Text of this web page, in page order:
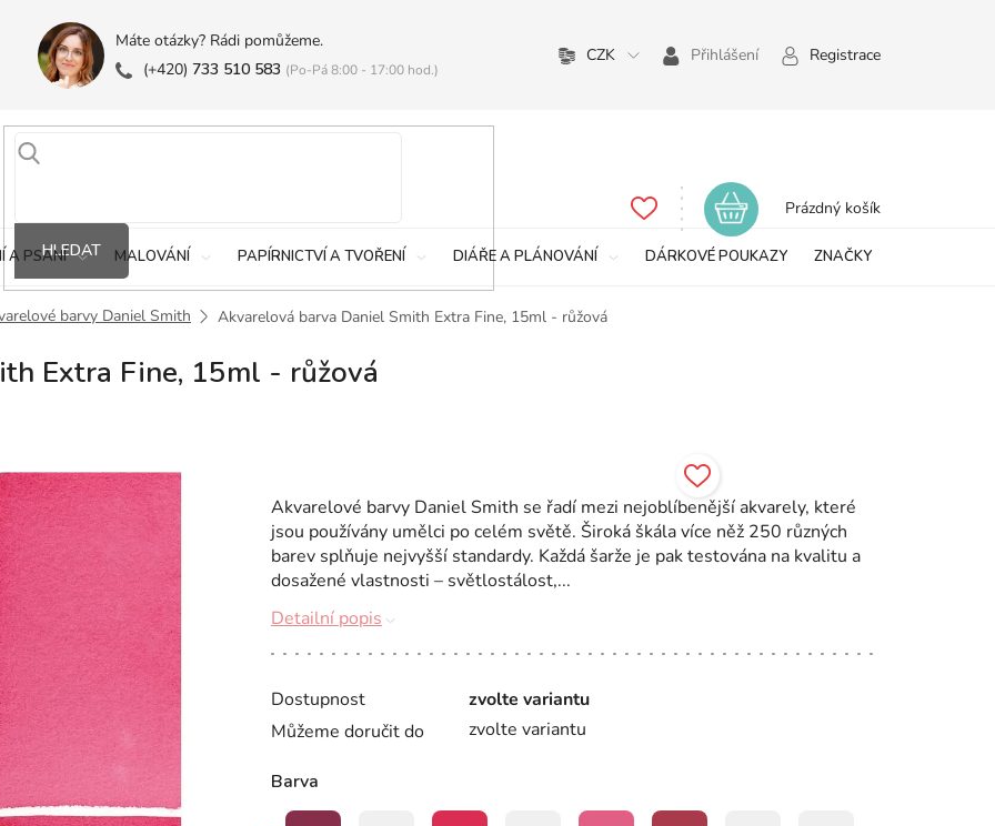
Máte otázky? Rádi pomůžeme.
(+420) 733 510 583 (Po-Pá 8:00 - 17:00 hod.)
CZK Přihlášení Registrace
HLEDAT
Nákupní
Prázdný košík
A PSANÍ MALOVÁNÍ PAPÍRNICTVÍ A TVOŘENÍ DIÁŘE A PLÁNOVÁNÍ DÁRKOVÉ POUKAZY ZNAČKY
barvy Daniel Smith Akvarelová barva Daniel Smith Extra Fine, 15ml - růžová
Extra Fine, 15ml - růžová
Dostupnost
zvolte variantu
Můžeme doručit do
zvolte variantu
Barva
Akvarelové barvy Daniel Smith se řadí mezi nejoblíbenější akvarely, které
jsou používány umělci po celém světě. Široká škála více něž 250 různých
barev splňuje nejvyšší standardy. Každá šarže je pak testována na kvalitu a
dosažené vlastnosti – světlostálost,...
Detailní popis